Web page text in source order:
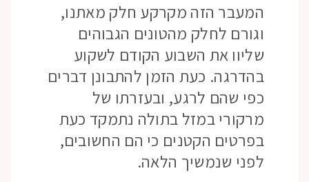
המעבר הזה מקרקע חלק מאתנו,
וגורם לחלק מהטונים הגבוהים
שליוו את השבוע הקודם לשקוע
בהדרגה. כעת הזמן להתבונן דברים
כפי שהם לרגע, ובעזרתו של
מרקורי במזל בתולה נתמקד כעת
בפרטים הקטנים כי הם החשובים,
לפני שנמשיך הלאה.